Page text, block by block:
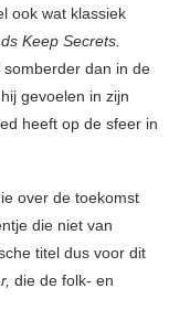
ook wat klassiek
Keep Secrets.
dan in de
gevoelen in zijn
heeft op de sfeer in
over de toekomst
die niet van
titel dus voor dit
die de folk- en